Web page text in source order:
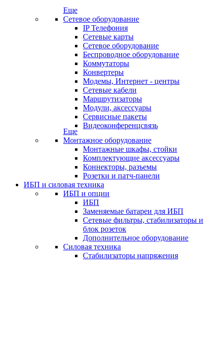
Еще
Сетевое оборудование
IP Телефония
Сетевые карты
Сетевое оборудование
Беспроводное оборудование
Коммутаторы
Конвертеры
Модемы, Интернет - центры
Сетевые кабели
Маршрутизаторы
Модули, аксессуары
Сервисные пакеты
Видеоконференцсвязь
Еще
Монтажное оборудование
Монтажные шкафы, стойки
Комплектующие аксессуары
Коннекторы, разъемы
Розетки и патч-панели
ИБП и силовая техника
ИБП и опции
ИБП
Заменяемые батареи для ИБП
Сетевые фильтры, стабилизаторы и
блок розеток
Дополнительное оборудование
Силовая техника
Стабилизаторы напряжения